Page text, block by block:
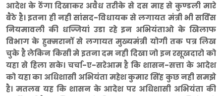
आदेश के ठेंगा दिखाकर अवैध तरीके से दस माह से कुण्डली मारे
बैठे है। इतना ही नही सांसद-विधायक से लगायत मंत्री भी सर्विस
नियमावली की धज्जियां उडा रहे इन अभियंताओ के खिलाफ
विभाग के हुक्मरानों से लगायत मुख्यमंत्री योगी तक पत्र लिख
चुके है लेकिन किसी मे इतना दम नही दिखा जो इन रसूखदारो को
यहा से हिला सके। चर्चा-ए-सरेआम है कि शासन-सत्ता के आदेश
को यहा का अधिशासी अभियंता महेश कुमार सिंह कुछ नही समझे
है। मतलब यह कि शासन के आदेश पर अधिशासी अभियंता की